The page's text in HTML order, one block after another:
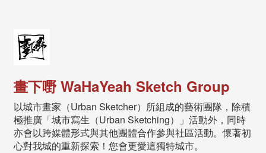
畫下嘢 WaHaYeah Sketch Group
以城市畫家（Urban Sketcher）所組成的藝術團隊，除積
極推廣「城市寫生（Urban Sketching）」活動外，同時
亦會以跨媒體形式與其他團體合作參與社區活動。懷著初
心對我城的重新探索！您會更愛這獨特城市。